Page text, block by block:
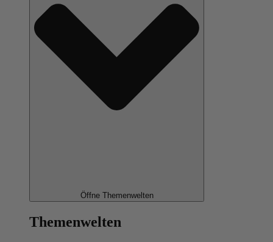
Öffne Themenwelten
Themenwelten